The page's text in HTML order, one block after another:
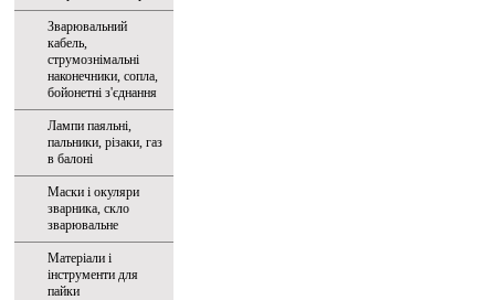
Зварювальний
кабель,
струмознімальні
наконечники, сопла,
бойонетні з'єднання
Лампи паяльні,
пальники, різаки, газ
в балоні
Маски і окуляри
зварника, скло
зварювальне
Матеріали і
інструменти для
пайки